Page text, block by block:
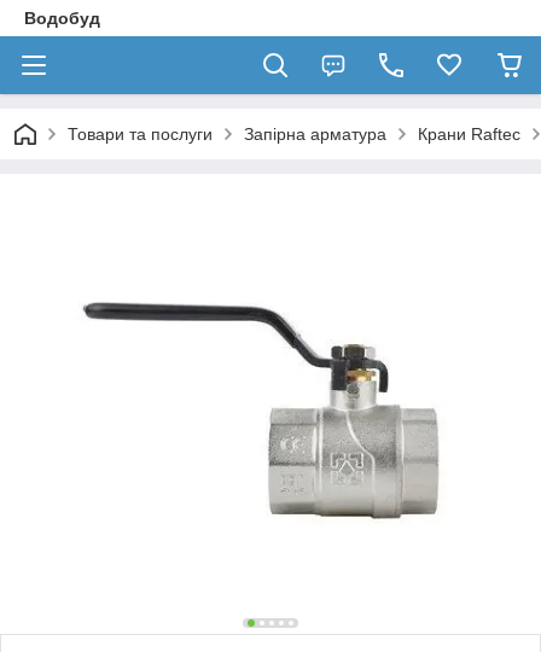
Водобуд
Товари та послуги Запірна арматура Крани Raftec